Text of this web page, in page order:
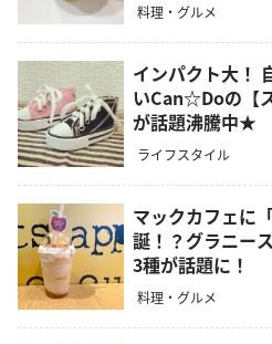
料理・グルメ
インパクト大！
いCan☆Doの【
が話題沸騰中★
ライフスタイル
マックカフェに
誕！？グラニー
3種が話題に！
料理・グルメ